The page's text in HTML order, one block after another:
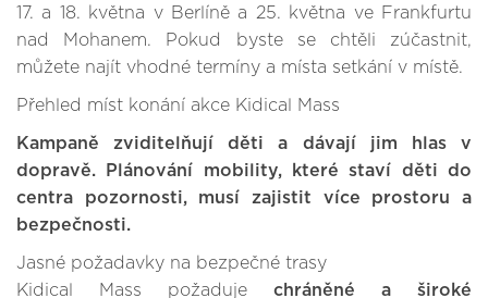
17. a 18. května v Berlíně a 25. května ve Frankfurtu
nad Mohanem. Pokud byste se chtěli zúčastnit,
můžete najít vhodné termíny a místa setkání v místě.
Přehled míst konání akce Kidical Mass
Kampaně zviditelňují děti a dávají jim hlas v
dopravě. Plánování mobility, které staví děti do
centra pozornosti, musí zajistit více prostoru a
bezpečnosti.
Jasné požadavky na bezpečné trasy
Kidical Mass požaduje chráněné a široké